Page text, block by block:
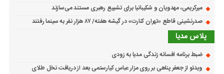
میرکریمی، مهدویان و شکیبانیا برای تشییع رهبری مستند می‌سازند
صدرنشینی قاطع «تهران کنارت» در گیشه هفته/ ۸۷ هزار نفر به سینما رفتند
پلاس مدیا
ضبط برنامه افسانه زندگی مدیا به زودی
ویدئو از جعفر پناهی بر روی مزار عباس کیارستمی بعد از دریافت نخل طلای